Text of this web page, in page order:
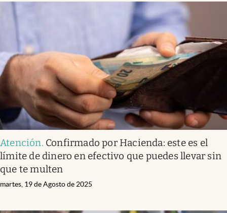
Atención. Confirmado por Hacienda: este es el
límite de dinero en efectivo que puedes llevar sin
que te multen
martes, 19 de Agosto de 2025